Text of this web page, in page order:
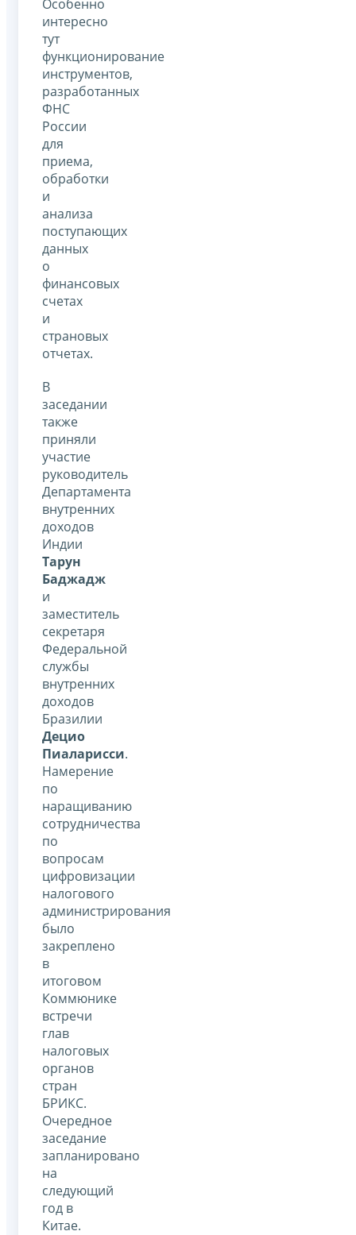
Особенно
интересно
тут
функционирование
инструментов,
разработанных
ФНС
России
для
приема,
обработки
и
анализа
поступающих
данных
о
финансовых
счетах
и
страновых
отчетах.
В
заседании
также
приняли
участие
руководитель
Департамента
внутренних
доходов
Индии
Тарун
Баджадж
и
заместитель
секретаря
Федеральной
службы
внутренних
доходов
Бразилии
Децио
Пиаларисси.
Намерение
по
наращиванию
сотрудничества
по
вопросам
цифровизации
налогового
администрирования
было
закреплено
в
итоговом
Коммюнике
встречи
глав
налоговых
органов
стран
БРИКС.
Очередное
заседание
запланировано
на
следующий
год в
Китае.